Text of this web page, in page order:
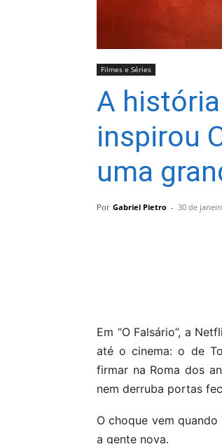
Filmes e Séries
A
inspirou
uma
Por Gabriel Pietro - 30 de
Em “O Falsário”, a
até o cinema: o de
firmar na Roma dos
nem derruba portas
O choque vem
a gente nova.